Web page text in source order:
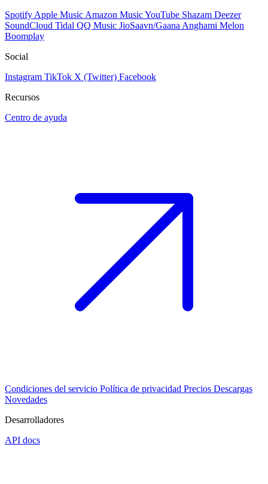
Spotify Apple Music Amazon MusicYouTube Shazam Deezer
SoundCloud Tidal QQ Music JioSaavn/Gaana Anghami Melon
Boomplay
Social
Instagram TikTok X (Twitter) Facebook
Recursos
Centro de ayuda
Condiciones del servicio Política de privacidad Precios Descargas
Novedades
Desarrolladores
API docs